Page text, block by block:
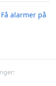
Få alarmer på